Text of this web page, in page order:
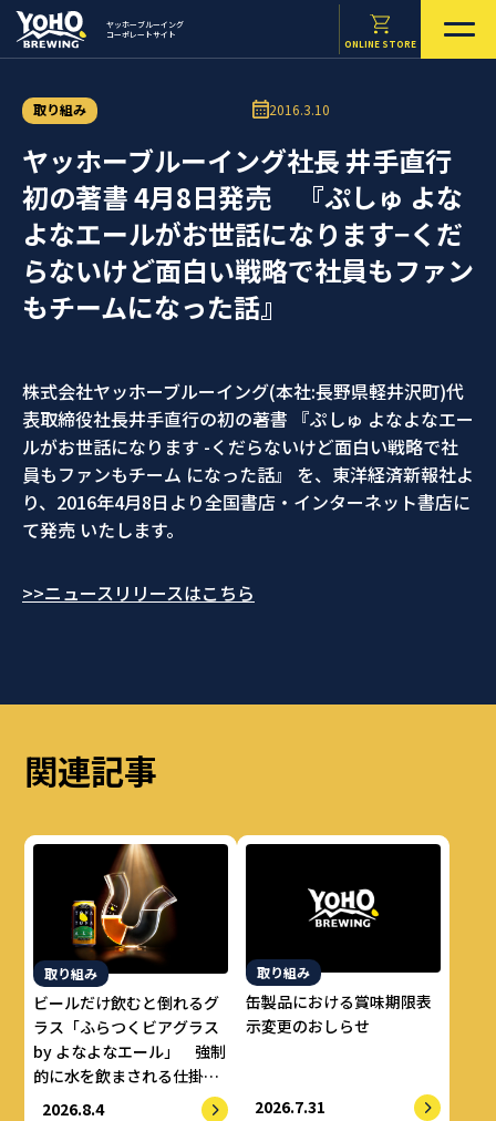
ヤッホーブルーイング
コーポレートサイト
ONLINE STORE
取り組み 2016.3.10
ヤッホーブルーイング社長 井手直行
初の著書 4月8日発売 『ぷしゅ よな
よなエールがお世話になります−くだ
らないけど面白い戦略で社員もファン
もチームになった話』
株式会社ヤッホーブルーイング(本社:長野県軽井沢町)代
表取締役社長井手直行の初の著書 『ぷしゅ よなよなエー
ルがお世話になります -くだらないけど面白い戦略で社
員もファンもチーム になった話』 を、東洋経済新報社よ
り、2016年4月8日より全国書店・インターネット書店に
て発売 いたします。
>>ニュースリリースはこちら
関連記事
取り組み
ビールだけ飲むと倒れるグ
ラス「ふらつくビアグラス
by よなよなエール」 強制
的に水を飲まされる仕掛け
で適正飲酒を実現
2026.8.4
取り組み
缶製品における賞味期限表
示変更のおしらせ
2026.7.31